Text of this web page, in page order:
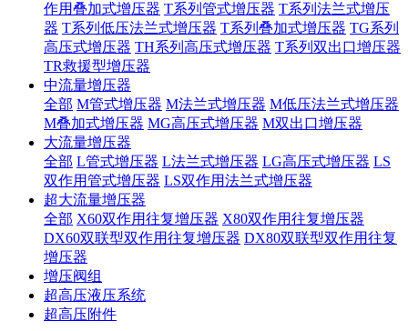
作用叠加式增压器 T系列管式增压器 T系列法兰式增压
器 T系列低压法兰式增压器 T系列叠加式增压器 TG系列
高压式增压器 TH系列高压式增压器 T系列双出口增压器
TR救援型增压器
中流量增压器
全部 M管式增压器 M法兰式增压器 M低压法兰式增压器
M叠加式增压器 MG高压式增压器 M双出口增压器
大流量增压器
全部 L管式增压器 L法兰式增压器 LG高压式增压器 LS
双作用管式增压器 LS双作用法兰式增压器
超大流量增压器
全部 X60双作用往复增压器 X80双作用往复增压器
DX60双联型双作用往复增压器 DX80双联型双作用往复
增压器
增压阀组
超高压液压系统
超高压附件